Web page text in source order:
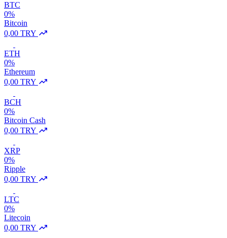
BTC
0%
Bitcoin
0,00 TRY
ETH
0%
Ethereum
0,00 TRY
BCH
0%
Bitcoin Cash
0,00 TRY
XRP
0%
Ripple
0,00 TRY
LTC
0%
Litecoin
0,00 TRY